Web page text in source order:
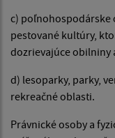
c) poľnohospodárske
pestované kultúry,
dozrievajúce obilniny
d) lesoparky, parky,
rekreačné oblasti.
Právnické osoby a